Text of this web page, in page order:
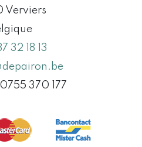
Verviers
32 18 13
0755 370 177